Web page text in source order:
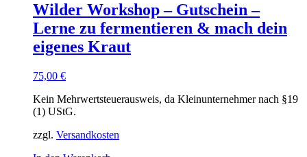
Wilder Workshop – Gutschein –
Lerne zu fermentieren & mach dein
eigenes Kraut
75,00 €
Kein Mehrwertsteuerausweis, da Kleinunternehmer nach §19
(1) UStG.
zzgl. Versandkosten